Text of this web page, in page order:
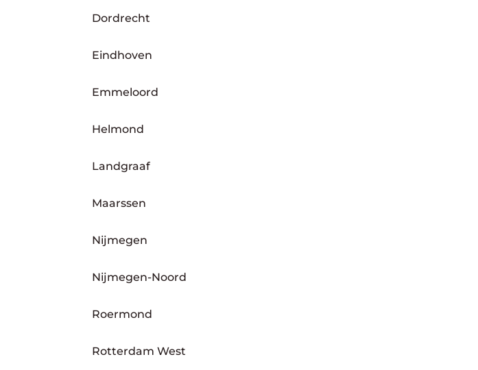
Dordrecht
Eindhoven
Emmeloord
Helmond
Landgraaf
Maarssen
Nijmegen
Nijmegen-Noord
Roermond
Rotterdam West